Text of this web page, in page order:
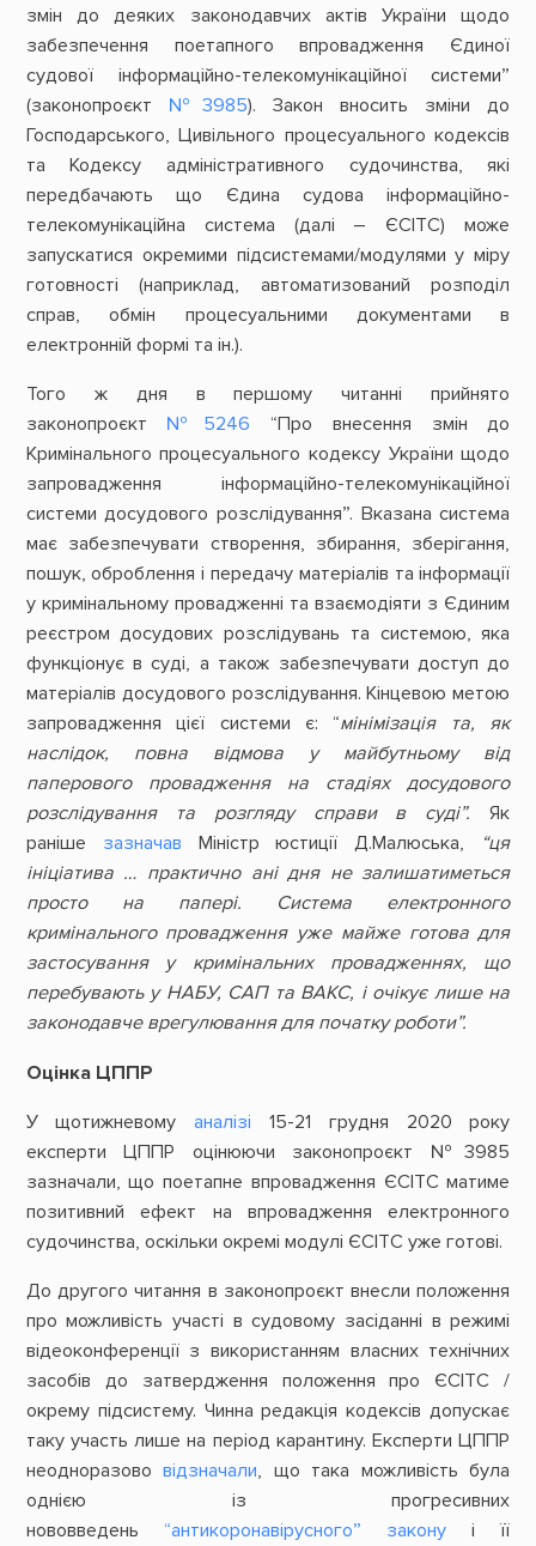
змін до деяких законодавчих актів України щодо
забезпечення поетапного впровадження Єдиної
судової інформаційно-телекомунікаційної системи”
(законопроєкт №3985). Закон вносить зміни до
Господарського, Цивільного процесуального кодексів
та Кодексу адміністративного судочинства, які
передбачають що Єдина судова інформаційно-
телекомунікаційна система (далі – ЄСІТС) може
запускатися окремими підсистемами/модулями у міру
готовності (наприклад, автоматизований розподіл
справ, обмін процесуальними документами в
електронній формі та ін.).
Того ж дня в першому читанні прийнято
законопроєкт №5246 “Про внесення змін до
Кримінального процесуального кодексу України щодо
запровадження інформаційно-телекомунікаційної
системи досудового розслідування”. Вказана система
має забезпечувати створення, збирання, зберігання,
пошук, оброблення і передачу матеріалів та інформації
у кримінальному провадженні та взаємодіяти з Єдиним
реєстром досудових розслідувань та системою, яка
функціонує в суді, а також забезпечувати доступ до
матеріалів досудового розслідування. Кінцевою метою
запровадження цієї системи є: “мінімізація та, як
наслідок, повна відмова у майбутньому від
паперового провадження на стадіях досудового
розслідування та розгляду справи в суді”. Як
раніше зазначав Міністр юстиції Д.Малюська,
“ця
ініціатива … практично ані дня не залишатиметься
просто на папері. Система електронного
кримінального провадження уже майже готова для
застосування у кримінальних провадженнях, що
перебувають у НАБУ, САП та ВАКС, і очікує лише на
законодавче врегулювання для початку роботи”.
Оцінка ЦППР
У щотижневомуаналізі 15-21 грудня 2020 року
експерти ЦППР оцінюючи законопроєкт №3985
зазначали, що поетапне впровадження ЄСІТС матиме
позитивний ефект на впровадження електронного
судочинства, оскільки окремі модулі ЄСІТС уже готові.
До другого читання в законопроєкт внесли положення
про можливість участі в судовому засіданні в режимі
відеоконференції з використанням власних технічних
засобів до затвердження положення про ЄСІТС /
окрему підсистему. Чинна редакція кодексів допускає
таку участь лише на період карантину. Експерти ЦППР
неодноразововідзначали, що така можливість була
однією із прогресивних
нововведень “антикоронавірусного” закону і її